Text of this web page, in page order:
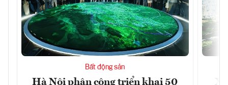
Bất động sản
Hà Nội phân công triển khai 50